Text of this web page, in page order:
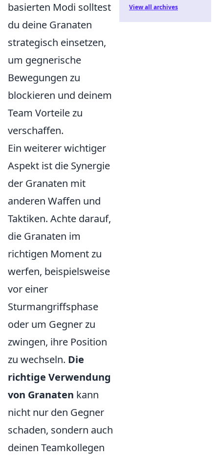
basierten Modi solltest
du deine Granaten
strategisch einsetzen,
um gegnerische
Bewegungen zu
blockieren und deinem
Team Vorteile zu
verschaffen.
Ein weiterer wichtiger
Aspekt ist die Synergie
der Granaten mit
anderen Waffen und
Taktiken. Achte darauf,
die Granaten im
richtigen Moment zu
werfen, beispielsweise
vor einer
Sturmangriffsphase
oder um Gegner zu
zwingen, ihre Position
zu wechseln. Die
richtige Verwendung
von Granaten kann
nicht nur den Gegner
schaden, sondern auch
deinen Teamkollegen
View all archives